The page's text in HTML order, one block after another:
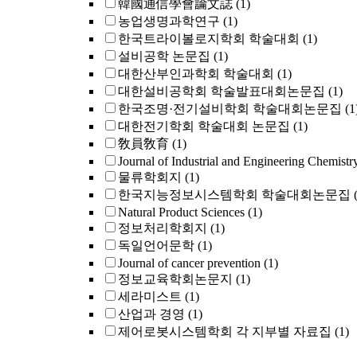
韓國通信學會論文誌 (1)
농업생명과학연구 (1)
한국트라이볼로지학회 학술대회 (1)
설비공학 논문집 (1)
대한산부인과학회 학술대회 (1)
대한설비공학회 학술발표대회논문집 (1)
한국조명·전기설비학회 학술대회논문집
대한전기학회 학술대회 논문집 (1)
敎員敎育 (1)
Journal of Industrial and Engineering
물류학회지 (1)
한국지능정보시스템학회 학술대회논문집
Natural Product Sciences (1)
정보처리학회지 (1)
독일언어문학 (1)
Journal of cancer prevention (1)
정보교육학회논문지 (1)
세라미스트 (1)
산업과 경영 (1)
제어로봇시스템학회 각 지부별 자료집 (1)